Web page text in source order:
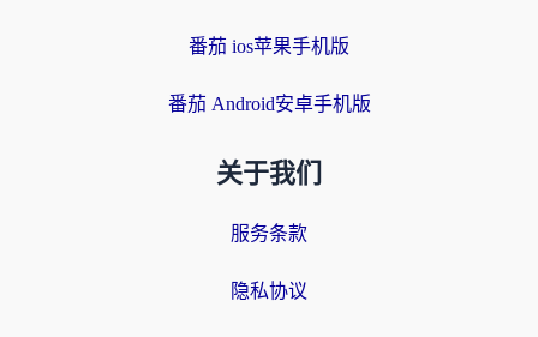
番茄 ios苹果手机版
番茄 Android安卓手机版
关于我们
服务条款
隐私协议